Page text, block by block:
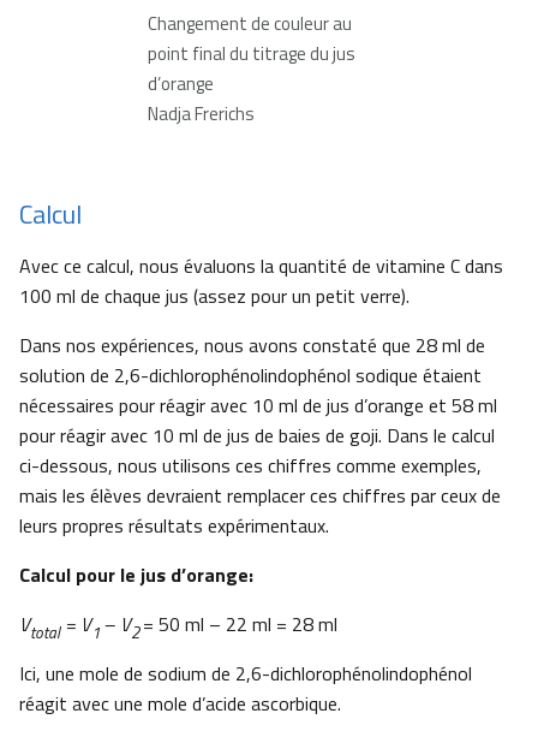
Changement de couleur au
point final du titrage du jus
d’orange
Nadja Frerichs
Calcul
Avec ce calcul, nous évaluons la quantité de vitamine C dans
100 ml de chaque jus (assez pour un petit verre).
Dans nos expériences, nous avons constaté que 28 ml de
solution de 2,6-dichlorophénolindophénol sodique étaient
nécessaires pour réagir avec 10 ml de jus d’orange et 58 ml
pour réagir avec 10 ml de jus de baies de goji. Dans le calcul
ci-dessous, nous utilisons ces chiffres comme exemples,
mais les élèves devraient remplacer ces chiffres par ceux de
leurs propres résultats expérimentaux.
Calcul pour le jus d’orange:
Vtotal= V1 – V2= 50 ml – 22 ml = 28 ml
Ici, une mole de sodium de 2,6-dichlorophénolindophénol
réagit avec une mole d’acide ascorbique.